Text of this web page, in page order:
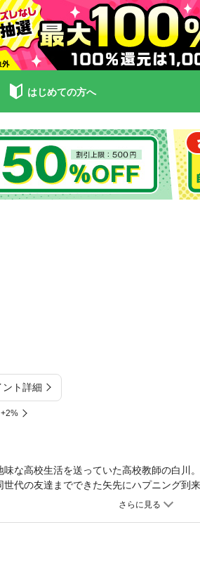
はじめての方へ
ント詳細
な高校生活を送っていた高校教師の白川
世代の友達までできた矢先にハプニング到
生じゃん！ 偽りの出会いの行方は…!?